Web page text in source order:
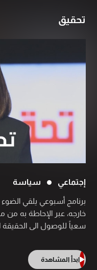
تحقيق
إجتماعي سياسة
برنامج أسبوعي يلقي
خارجه، عبر الإحاطة به
سعياً للوصول الى الحقيقة
ابدأ المشاهدة